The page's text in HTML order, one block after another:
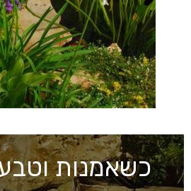
כשאמנות